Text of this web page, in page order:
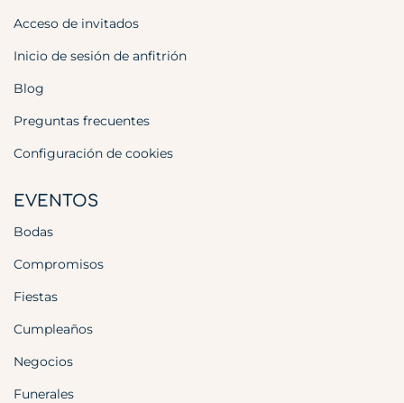
Acceso de invitados
Inicio de sesión de anfitrión
Blog
Preguntas frecuentes
Configuración de cookies
EVENTOS
Bodas
Compromisos
Fiestas
Cumpleaños
Negocios
Funerales